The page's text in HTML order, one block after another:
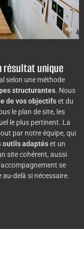
résultat unique
selon une méthode
structurantes. Nous
de vos objectifset du
le plan de site, les
le plus pertinent. La
par notre équipe, qui
outils adaptéset un
site cohérent, aussi
se
au-delà si nécessaire.